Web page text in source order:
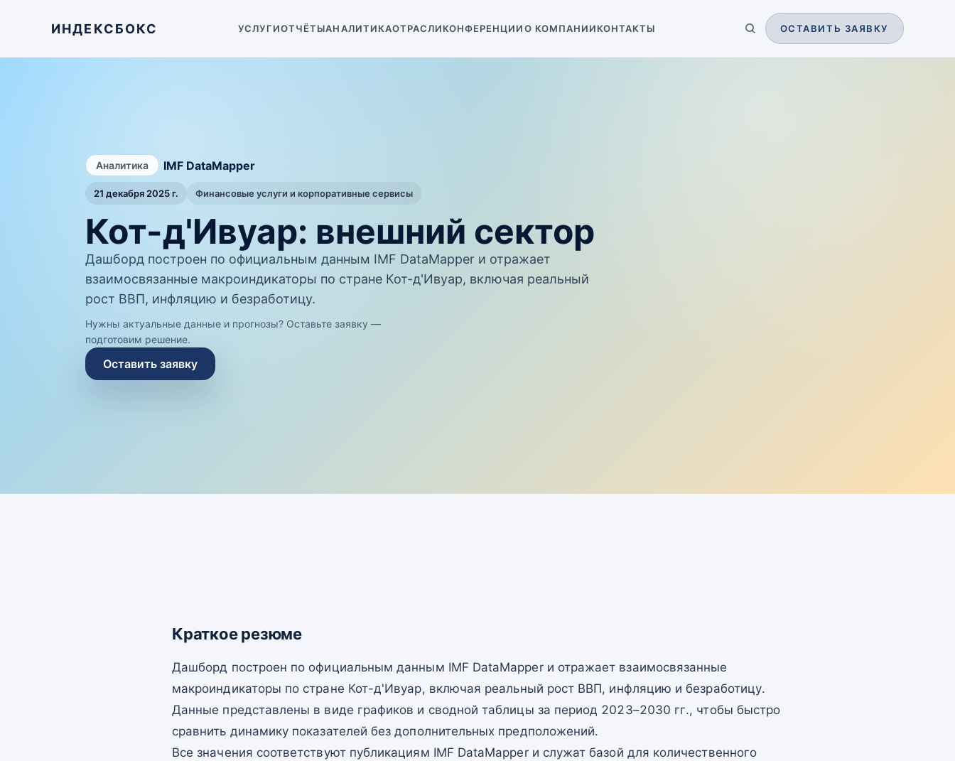
ИНДЕКСБОКС УСЛУГИОТЧЁТЫАНАЛИТИКАОТРАСЛИКОНФЕРЕНЦИИО КОМПАНИИКОНТАКТЫ ОСТАВИТЬ ЗАЯВКУ
Аналитика /IMF DataMapper
21 декабря 2025 г. Финансовые услуги и корпоративные сервисы
Кот-д'Ивуар: внешний сектор
Дашборд построен по официальным данным IMF DataMapper и отражает
взаимосвязанные макроиндикаторы по стране Кот-д'Ивуар, включая реальный
рост ВВП, инфляцию и безработицу.
Нужны актуальные данные и прогнозы? Оставьте заявку —
подготовим решение.
Оставить заявку
Краткое резюме
Дашборд построен по официальным данным IMF DataMapper и отражает взаимосвязанные
макроиндикаторы по стране Кот-д'Ивуар, включая реальный рост ВВП, инфляцию и безработицу.
Данные представлены в виде графиков и сводной таблицы за период 2023–2030 гг., чтобы быстро
сравнить динамику показателей без дополнительных предположений.
Все значения соответствуют публикациям IMF DataMapper и служат базой для количественного